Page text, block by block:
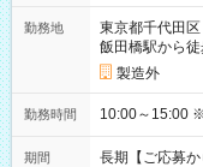
勤務地
東京都千代田区
飯田橋駅から
製造外
勤務時間
期間
長期【ご応募